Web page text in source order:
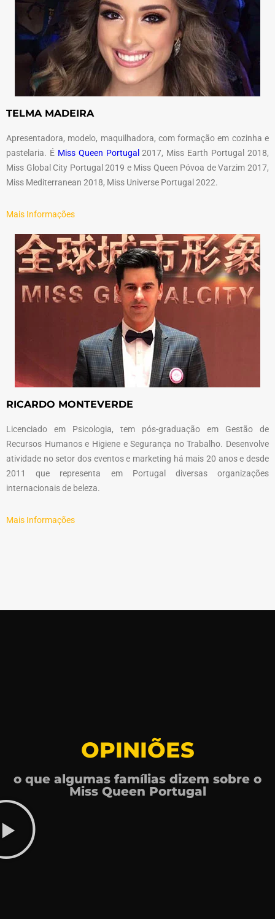
TELMA MADEIRA
Apresentadora, modelo, maquilhadora, com formação em cozinha e
pastelaria. É Miss Queen Portugal 2017, Miss Earth Portugal 2018,
Miss Global City Portugal 2019 e Miss Queen Póvoa de Varzim 2017,
Miss Mediterranean 2018, Miss Universe Portugal 2022.
Mais Informações
RICARDO MONTEVERDE
Licenciado em Psicologia, tem pós-graduação em Gestão de
Recursos Humanos e Higiene e Segurança no Trabalho. Desenvolve
atividade no setor dos eventos e marketing há mais 20 anos e desde
2011 que representa em Portugal diversas organizações
internacionais de beleza.
Mais Informações
OPINIÕES
o que algumas famílias dizem sobre o
Miss Queen Portugal